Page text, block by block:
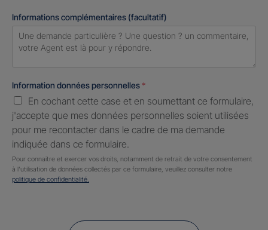
Informations complémentaires (facultatif)
Information données personnelles *
En cochant cette case et en soumettant ce formulaire,
j'accepte que mes données personnelles soient utilisées
pour me recontacter dans le cadre de ma demande
indiquée dans ce formulaire.
Pour connaitre et exercer vos droits, notamment de retrait de votre consentement
à l'utilisation de données collectés par ce formulaire, veuillez consulter notre
politique de confidentialité.